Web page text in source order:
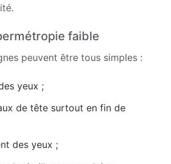
faible
peuvent être tous simples :
yeux ;
de tête surtout en fin de
des yeux ;